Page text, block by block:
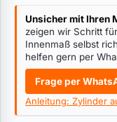
Unsicher mit Ihren
zeigen wir Schritt
Innenmaß selbst
helfen gern per
Frage per
Anleitung: Zylinder